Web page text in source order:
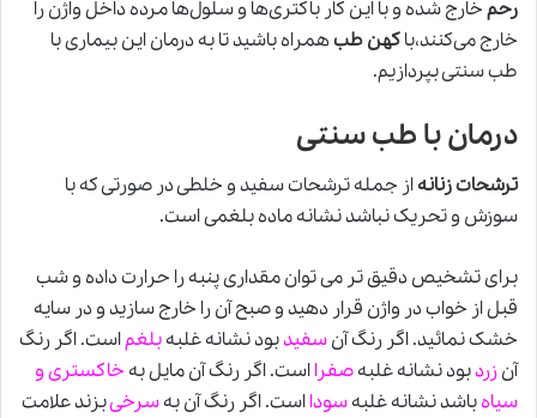
رحمخارج شده و با این کار باکتری‌ها و سلول‌ها مرده داخل واژن را
خارج می‌کنند،باکهن طبهمراه باشید تا به درمان این بیماری با
طب سنتیبپردازیم.
درمان با طب سنتی
ترشحات زنانهاز جمله ترشحات سفید و خلطی در صورتی که با
سوزش و تحریک نباشد نشانه ماده بلغمی است.
برای تشخیص دقیق تر می توان مقداری پنبه را حرارت داده و شب
قبل از خواب در واژن قرار دهید و صبح آن را خارج سازید و در سایه
خشک نمائید. اگر رنگ آنسفیدبود نشانه غلبهبلغماست. اگر رنگ
آنزردبود نشانه غلبهصفرااست. اگر رنگ آن مایل به خاکستری و
سیاهباشد نشانه غلبهسودااست. اگر رنگ آن بهسرخیبزند علامت